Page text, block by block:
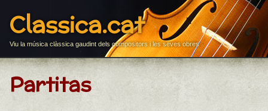
Classica.cat
Viu la música clàssica gaudint dels compositors i les seves obres
Partitas